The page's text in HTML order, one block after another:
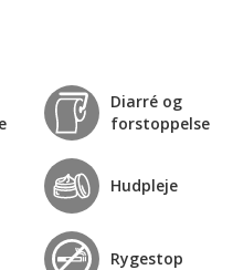
Diarré og
forstoppelse
Hudpleje
Rygestop